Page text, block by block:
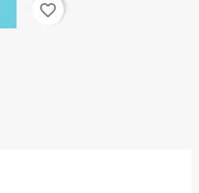
favorite_border